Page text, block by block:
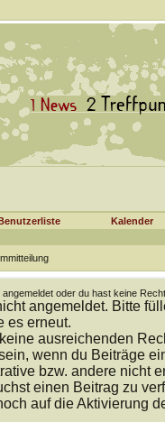
Kalender
angemeldet oder du hast keine
angemeldet. Bitte
es erneut.
ausreichenden
wenn du Beiträge
bzw. andere nicht
einen Beitrag zu
auf die Aktivierung